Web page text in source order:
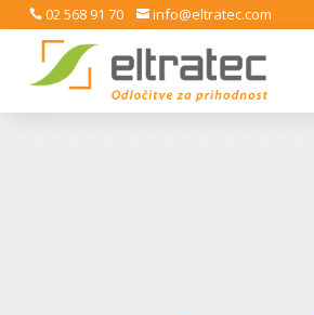
02 568 91 70 info@eltratec.com